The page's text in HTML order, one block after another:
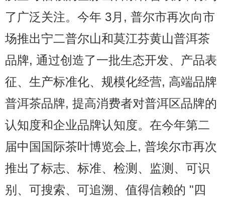
了广泛关注。今年 3月, 普尔市再次向市
场推出宁二普尔山和莫江芬黄山普洱茶
品牌, 通过创造了一批生态开发、产品表
征、生产标准化、规模化经营, 高端品牌
普洱茶品牌, 提高消费者对普洱区品牌的
认知度和企业品牌认知度。在今年第二
届中国国际茶叶博览会上, 普埃尔市再次
推出了标志、标准、检测、监测、可识
别、可搜索、可追溯、值得信赖的 "四